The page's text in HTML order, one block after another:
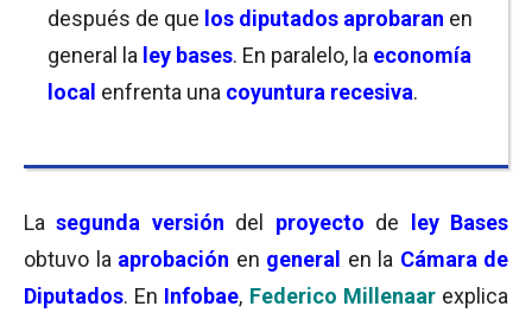
después de que los diputados aprobaran en
general la ley bases. En paralelo, la economía
local enfrenta una coyuntura recesiva.
Lasegunda versión del proyecto de
ley Bases
obtuvo la aprobación en general en la Cámara de
Diputados. En Infobae, Federico Millenaarexplica